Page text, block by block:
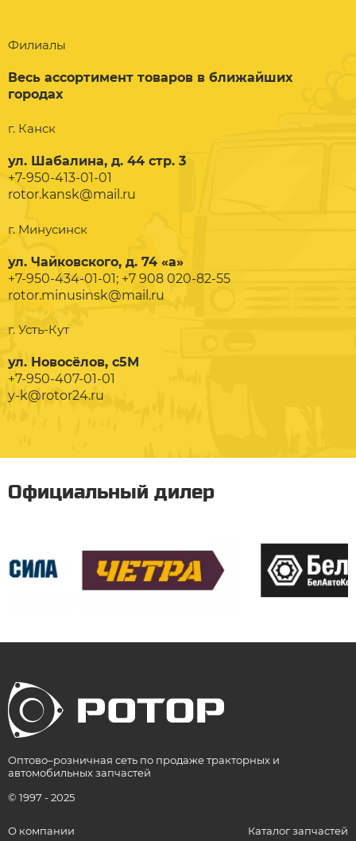
Филиалы
Весь ассортимент товаров в ближайших
городах
г. Канск
ул. Шабалина, д. 44 стр. 3
+7-950-413-01-01
rotor.kansk@mail.ru
г. Минусинск
ул. Чайковского, д. 74 «а»
+7-950-434-01-01; +7 908 020-82-55
rotor.minusinsk@mail.ru
г. Усть-Кут
ул. Новосёлов, с5М
+7-950-407-01-01
y-k@rotor24.ru
Официальный дилер
Оптово–розничная сеть по продаже тракторных и
автомобильных запчастей
© 1997 - 2025
О компании Каталог запчастей